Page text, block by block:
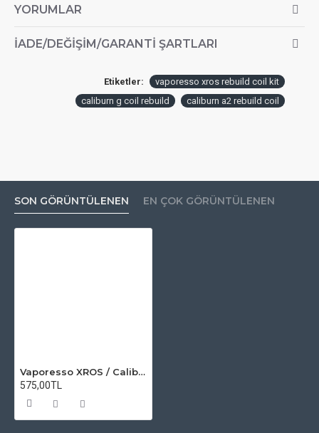
YORUMLAR
İADE/DEĞIŞIM/GARANTI ŞARTLARI
Etiketler:
vaporesso xros rebuild coil kit
caliburn g coil rebuild
caliburn a2 rebuild coil
SON GÖRÜNTÜLENEN EN ÇOK GÖRÜNTÜLENEN
Vaporesso XROS / Caliburn G / G2 / Caliburn A2 / Caliburn Koko Prime Rebuild Coil
575,00TL